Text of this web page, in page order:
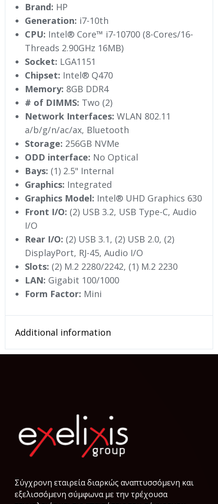
Brand: HP
Generation: i7-10th
CPU: Intel® Core™ i7-10700 (8-Cores/16-
Threads 2.90GHz 16MB)
Socket: LGA1151
Chipset: Intel® Q470
Memory: 8GB DDR4
# of DIMMS: Two (2)
Network Interfaces: WLAN 802.11
a/b/g/n/ac/ax, Bluetooth
Storage: 256GB NVMe
ODD interface: No Optical
Bays: (1) 2.5" Internal
Graphics: Integrated
Graphics Model: Intel® UHD Graphics 630
Front I/O: (2) USB 3.2, USB Type-C, Audio
I/O
Rear I/O: (2) USB 3.1, (2) USB 2.0, (2)
DisplayPort, RJ-45, Audio I/O
Slots: (2) M.2 2280/2242, (1) Μ.2 2230
LAN: Gigabit 100/1000
Form Factor: Mini
Additional information
Σύγχρονη εταιρεία διαρκώς αναπτυσσόμενη και
εξελισσόμενη σύμφωνα µε την τρέχουσα